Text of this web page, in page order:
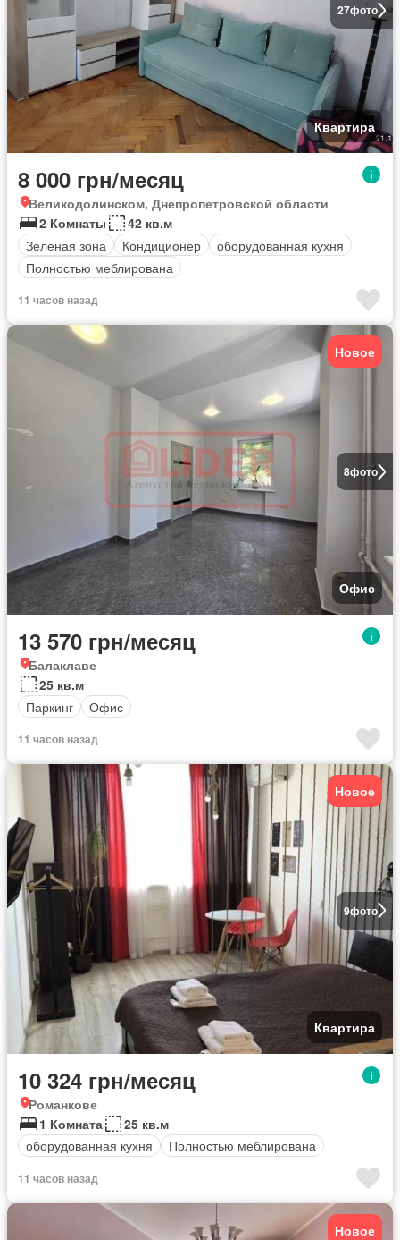
27фото
Квартира
8 000 грн/месяц
Великодолинском, Днепропетровской области
2 Комнаты
42 кв.м
Зеленая зона
Кондиционер
оборудованная кухня
Полностью меблирована
11 часов назад
8фото
Новое
Офис
13 570 грн/месяц
Балаклаве
25 кв.м
Паркинг
Офис
11 часов назад
9фото
Новое
Квартира
10 324 грн/месяц
Романкове
1 Комната
25 кв.м
оборудованная кухня
Полностью меблирована
11 часов назад
Новое